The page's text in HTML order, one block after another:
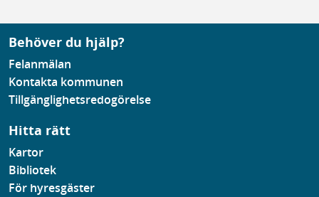
Behöver du hjälp?
Felanmälan
Kontakta kommunen
Tillgänglighetsredogörelse
Hitta rätt
Kartor
Bibliotek
För hyresgäster